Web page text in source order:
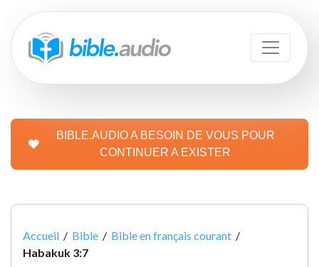
BIBLE.AUDIO A BESOIN DE VOUS POUR
CONTINUER A EXISTER
Accueil / Bible / Bible en français courant /
Habakuk 3:7